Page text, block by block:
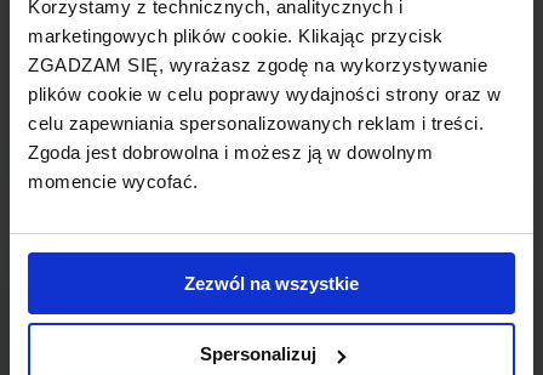
Korzystamy z technicznych, analitycznych i
marketingowych plików cookie. Klikając przycisk
ZGADZAM SIĘ, wyrażasz zgodę na wykorzystywanie
plików cookie w celu poprawy wydajności strony oraz w
celu zapewniania spersonalizowanych reklam i treści.
Zgoda jest dobrowolna i możesz ją w dowolnym
momencie wycofać.
Zezwól na wszystkie
Spersonalizuj
online lub telefoniczna
PŁATNOŚĆ
przelew, gotówka, karta
Condor